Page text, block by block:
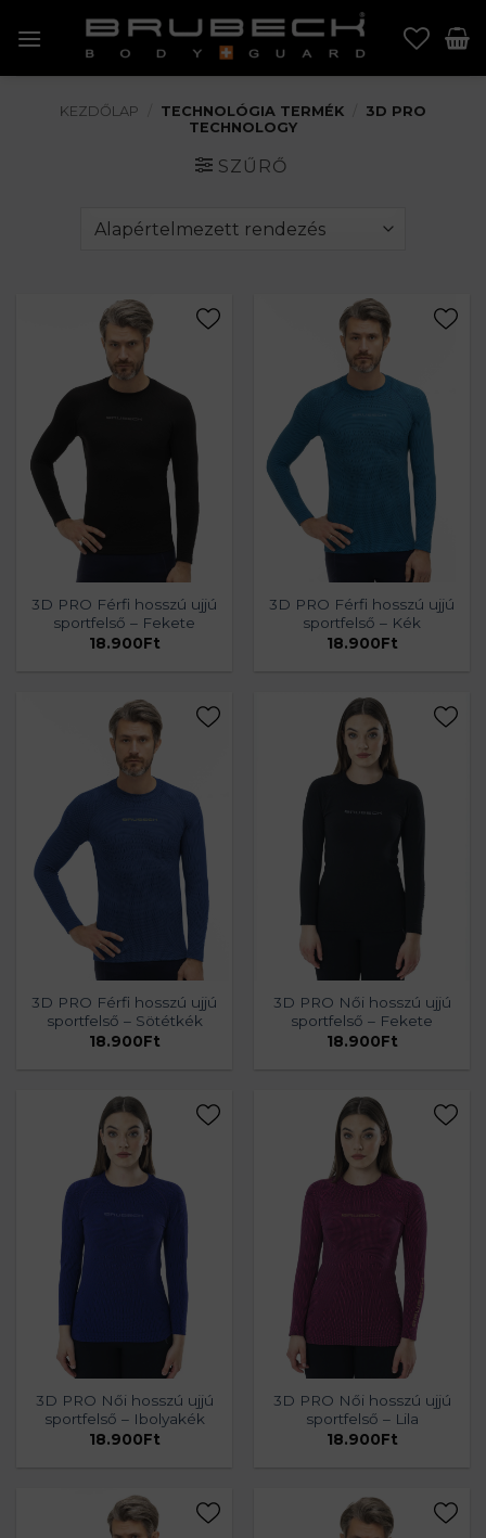
KEZDŐLAP TECHNOLÓGIA TERMÉK
3D PRO
TECHNOLOGY
SZŰRŐ
3D PRO Férfi hosszú ujjú
sportfelső – Fekete
18.900Ft
3D PRO Férfi hosszú ujjú
sportfelső – Kék
18.900Ft
3D PRO Férfi hosszú ujjú
sportfelső – Sötétkék
18.900Ft
3D PRO Női hosszú ujjú
sportfelső – Fekete
18.900Ft
3D PRO Női hosszú ujjú
sportfelső – Ibolyakék
18.900Ft
3D PRO Női hosszú ujjú
sportfelső – Lila
18.900Ft